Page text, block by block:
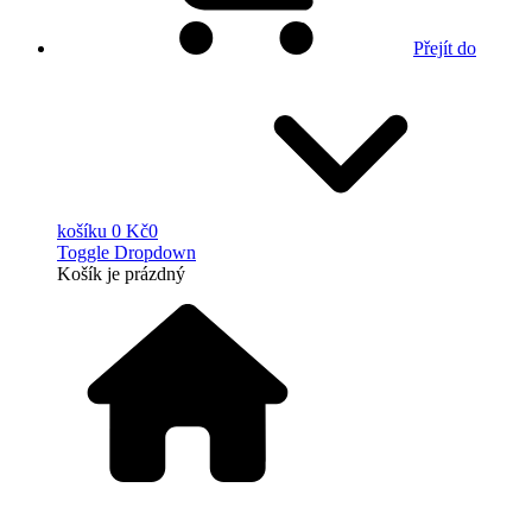
Přejít do
košíku 0 Kč0
Toggle Dropdown
Košík je prázdný